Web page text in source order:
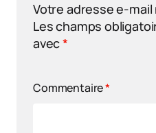
Votre adresse e-
Les champs
avec*
Commentaire*